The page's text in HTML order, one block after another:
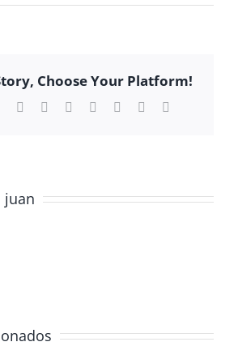
CHARLA_PSEUDOCIENCIAS
Choose Your Platform!
Reddit LinkedInWhatsApp
TumblrPinterest Xing
juan